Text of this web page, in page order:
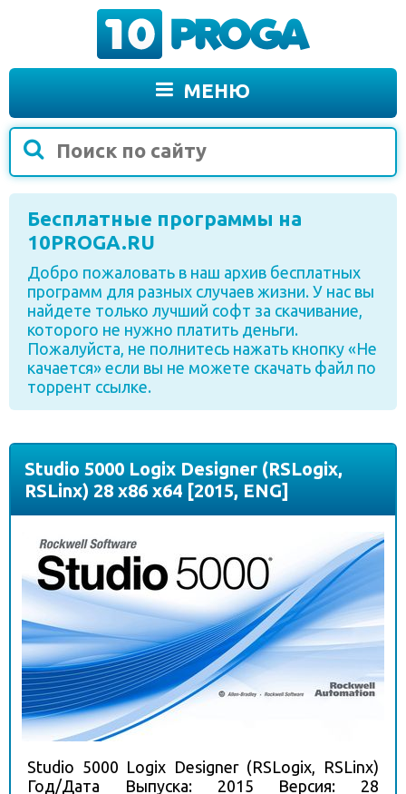
МЕНЮ
Бесплатные программы на
10PROGA.RU
Добро пожаловать в наш архив бесплатных
программ для разных случаев жизни. У нас вы
найдете только лучший софт за скачивание,
которого не нужно платить деньги.
Пожалуйста, не полнитесь нажать кнопку «Не
качается» если вы не можете скачать файл по
торрент ссылке.
Studio 5000 Logix Designer (RSLogix,
RSLinx) 28 x86 x64 [2015, ENG]
Studio 5000 Logix Designer (RSLogix, RSLinx)
Год/Дата Выпуска: 2015 Версия: 28